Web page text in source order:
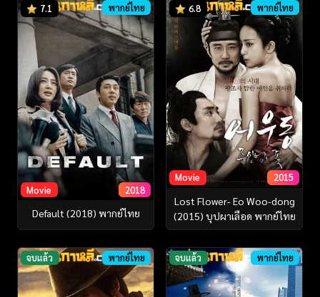
7.1 พากย์ไทย
Movie 2018
Default (2018) พากย์ไทย
6.8 พากย์ไทย
Movie 2015
Lost Flower- Eo Woo-dong
(2015) บุปผาเลือด พากย์ไทย
จบแล้ว พากย์ไทย จบแล้ว พากย์ไทย